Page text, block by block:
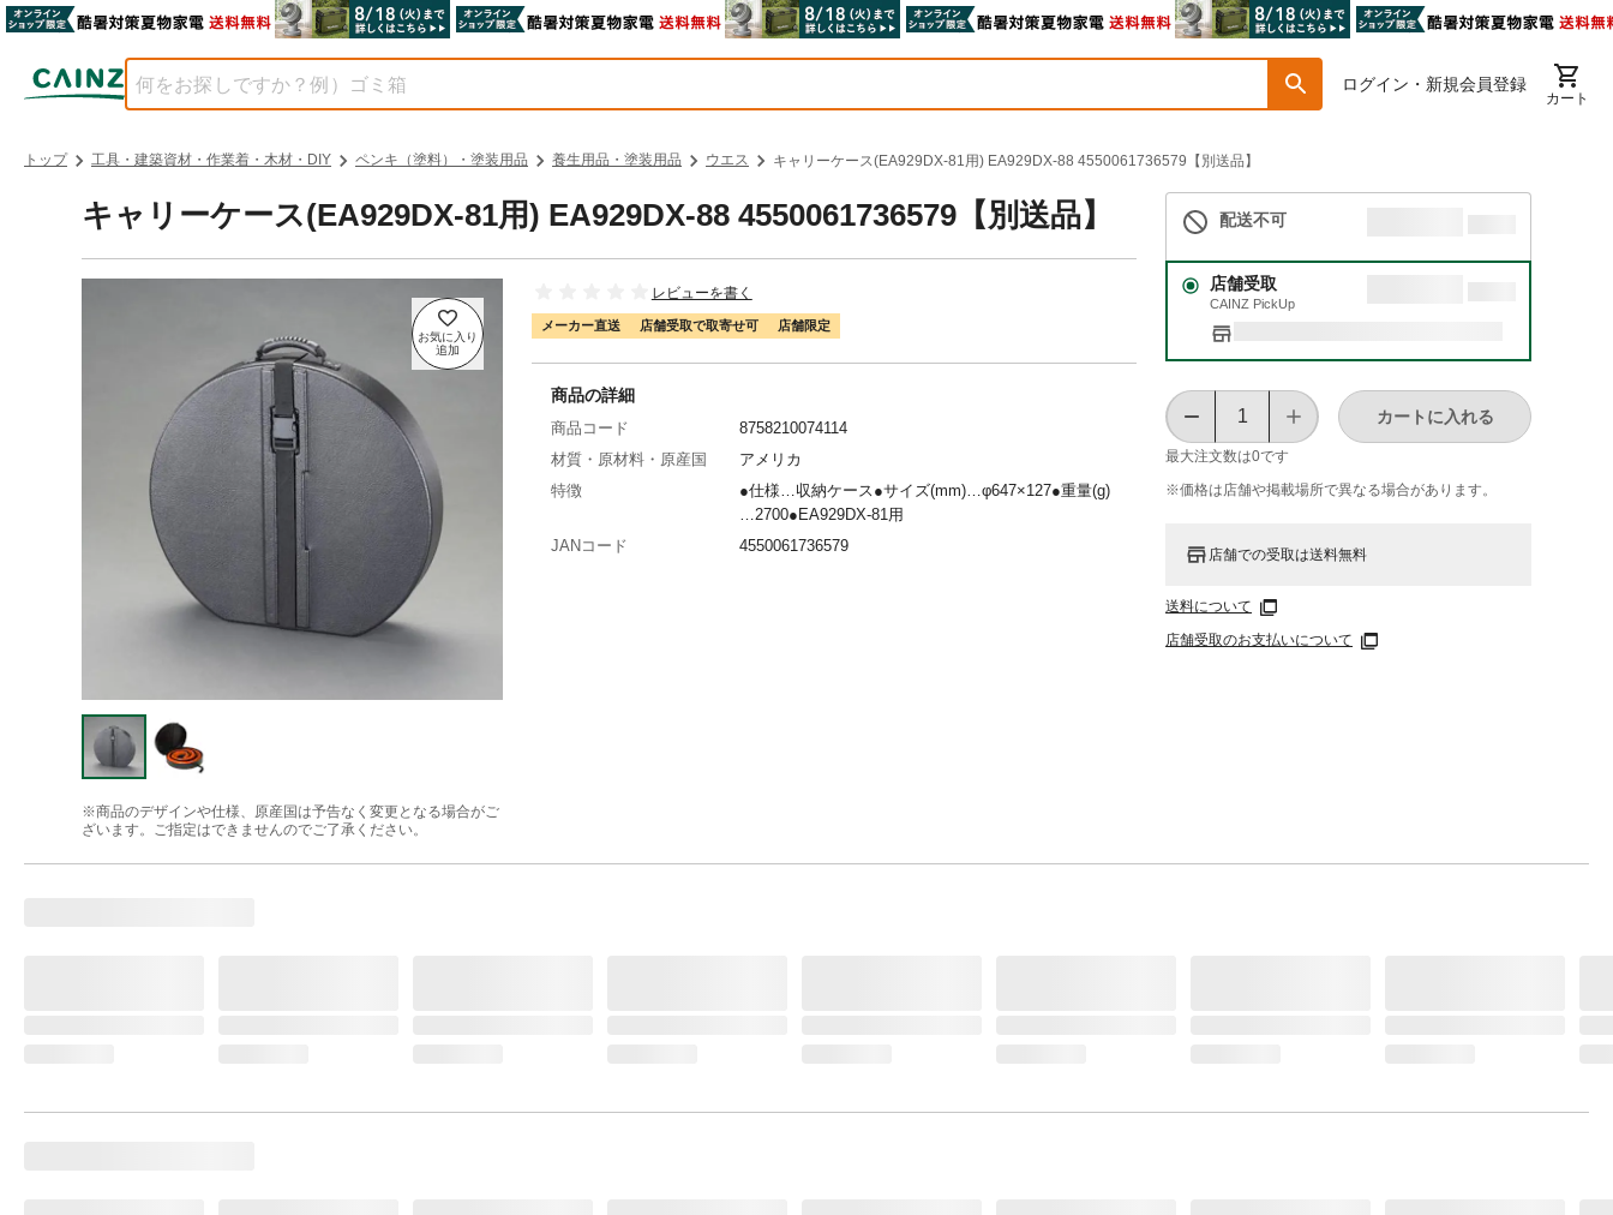
ログイン・新規会員登録
カート
トップ 工具・建築資材・作業着・木材・DIY ペンキ（塗料）・塗装用品 養生用品・塗装用品 ウエス キャリーケース(EA929DX-81用) EA929DX-88 4550061736579【別送品】
キャリーケース(EA929DX-81用) EA929DX-88 4550061736579【別送品】
※商品のデザインや仕様、原産国は予告なく変更となる場合がご
ざいます。ご指定はできませんのでご了承ください。
レビューを書く
メーカー直送 店舗受取で取寄せ可 店舗限定
配送不可
店舗受取
CAINZ PickUp
最大注文数は0です
カートに入れる
※価格は​店舗や​掲載場所で​異なる​場合が​あります。
店舗での受取は送料無料
送料について
店舗受取のお支払いについて
商品の詳細
商品コード
8758210074114
材質・原材料・原産国
アメリカ
特徴
●仕様…収納ケース●サイズ(mm)…φ647×127●重量(g)
…2700●EA929DX-81用
JANコード
4550061736579